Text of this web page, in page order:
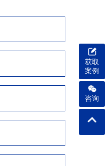
获取
案例
咨询